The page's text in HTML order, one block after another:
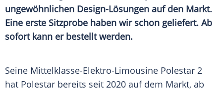
ungewöhnlichen Design-Lösungen auf den Markt.
Eine erste Sitzprobe haben wir schon geliefert. Ab
sofort kann er bestellt werden.
Seine Mittelklasse-Elektro-Limousine Polestar 2
hat Polestar bereits seit 2020 auf dem Markt, ab